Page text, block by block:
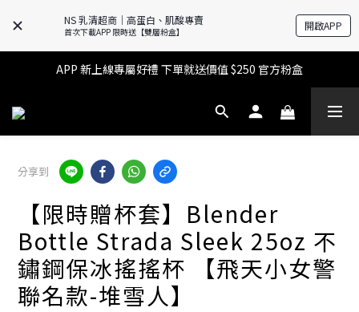
NS 乳清超商｜高蛋白、肌酸專賣
首次下載APP 限時送【雙層粉盒】 開啟APP
🔥滿$599【超商取貨免運】下單再送2%購物金+點數‼️
🔥滿$599【超商取貨免運】下單再送2%購物金+點數‼️
APP 新上線專屬好禮 下單就送價值 $250 官方粉盒
👉 乳清超商保障｜7 天鑑賞・免費退換貨
分享到
【限時贈杯套】Blender
Bottle Strada Sleek 25oz 不
鏽鋼保冰搖搖杯 【飛天小女警
聯名款-堆雪人】